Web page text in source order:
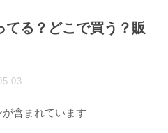
てる？どこで買う？販
含まれています